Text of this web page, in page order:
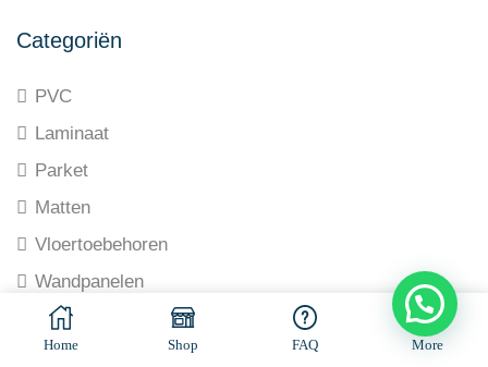
Home Shop FAQ More
Categoriën
PVC
Laminaat
Parket
Matten
Vloertoebehoren
Wandpanelen
© All rights reserved. Made by Ramaekers-Consultancy